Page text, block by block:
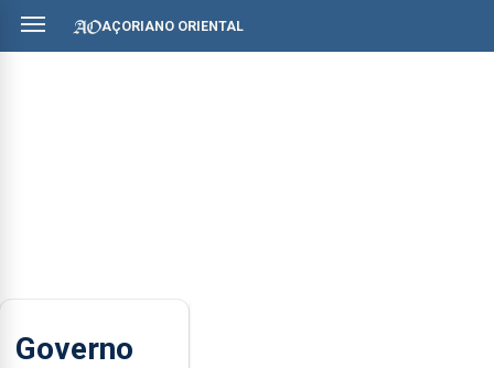
AÇORIANO ORIENTAL
Governo